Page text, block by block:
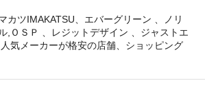
カツIMAKATSU、エバーグリーン 、ノリ
ＯＳＰ 、レジットデザイン 、ジャストエ
気メーカーが格安の店舗、ショッピング